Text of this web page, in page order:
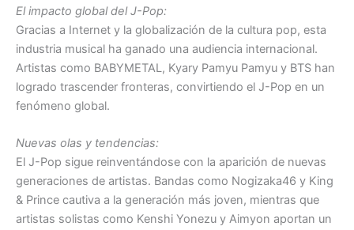
El impacto global del J-Pop:
Gracias a Internet y la globalización de la cultura pop, esta
industria musical ha ganado una audiencia internacional.
Artistas como BABYMETAL, Kyary Pamyu Pamyu y BTS han
logrado trascender fronteras, convirtiendo el J-Pop en un
fenómeno global.
Nuevas olas y tendencias:
El J-Pop sigue reinventándose con la aparición de nuevas
generaciones de artistas. Bandas como Nogizaka46 y King
& Prince cautiva a la generación más joven, mientras que
artistas solistas como Kenshi Yonezu y Aimyon aportan un